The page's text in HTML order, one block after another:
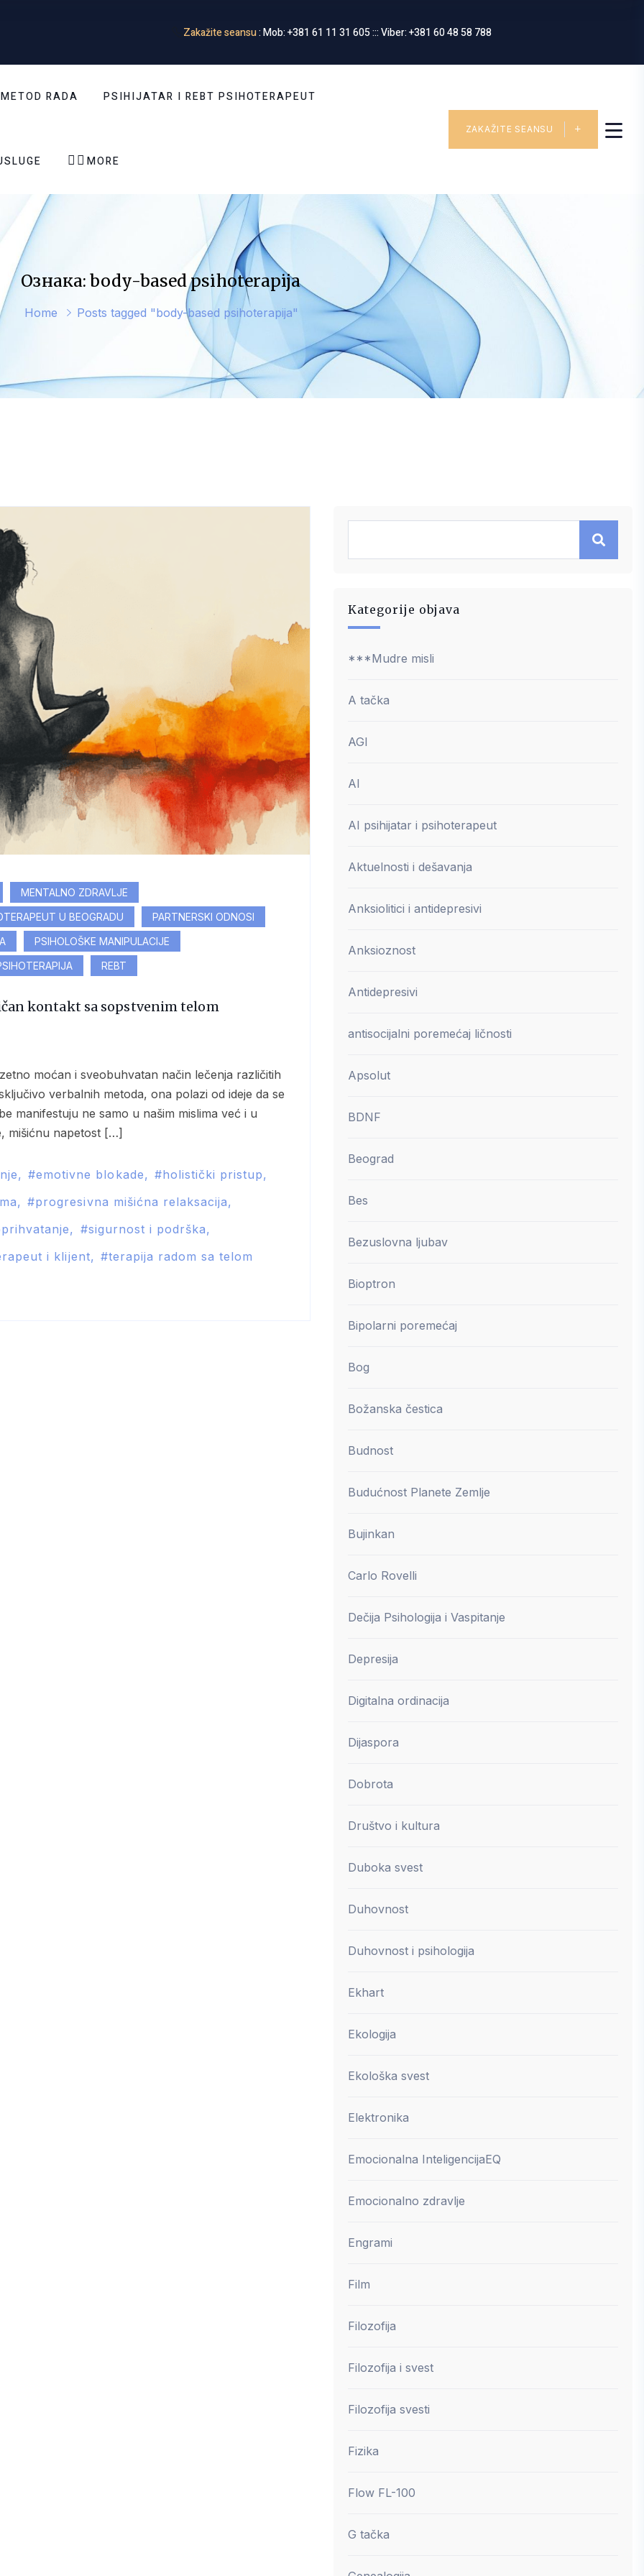
Zakažite seansu: Mob: +381 61 11 31 605 ::: Viber: +381 60 48 58 788
RADA PSIHIJATAR I REBT PSIHOTERAPEUT
  MORE
ZAKAŽITE SEANSU
Ознака: body-based psihoterapija
Home Posts tagged "body-based psihoterapija"
MENTALNO ZDRAVLJE
U BEOGRADU
PARTNERSKI ODNOSI
PSIHOLOŠKE MANIPULACIJE
REBT
kontakt sa sopstvenim telom
verbalnih metoda, ona polazi od ideje da se
manifestuju ne samo u našim mislima već i u
mišićnu napetost […]
emotivne blokade
holistički pristup
progresivna mišićna relaksacija
sigurnost i podrška
i klijent terapija radom sa telom
Kategorije objava
***Mudre misli
A tačka
AGI
AI
AI psihijatar i psihoterapeut
Aktuelnosti i dešavanja
Anksiolitici i antidepresivi
Anksioznost
Antidepresivi
antisocijalni poremećaj ličnosti
Apsolut
BDNF
Beograd
Bes
Bezuslovna ljubav
Bioptron
Bipolarni poremećaj
Bog
Božanska čestica
Budnost
Budućnost Planete Zemlje
Bujinkan
Carlo Rovelli
Dečija Psihologija i Vaspitanje
Depresija
Digitalna ordinacija
Dijaspora
Dobrota
Društvo i kultura
Duboka svest
Duhovnost
Duhovnost i psihologija
Ekhart
Ekologija
Ekološka svest
Elektronika
Emocionalna InteligencijaEQ
Emocionalno zdravlje
Engrami
Film
Filozofija
Filozofija i svest
Filozofija svesti
Fizika
Flow FL-100
G tačka